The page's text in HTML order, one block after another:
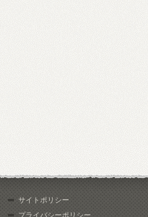
サイトポリシー
プライバシーポリシー